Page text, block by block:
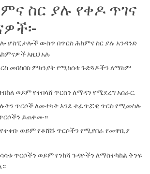
ስር ያሉ የቀዶ ጥገና
ሆስፒታሎች ውስጥ በጥርስ ሕክምና ስር ያሉ አንዳንድ
እዚህ አሉ
መበስበስ ምክንያት የሚከሰቱ ጉድጓዶችን ለማከም
ወይም የተበላሸ ጥርስን ለማዳን የሚደረግ አሰራር.
ጥርሶች ለመተካት እንደ ተፈጥሯዊ ጥርስ የሚመስሉ
ይጠቀሙ።
ወይም የቆሸሹ ጥርሶችን የሚያበራ የመዋቢያ
ጥርሶችን ወይም የንክሻ ጉዳዮችን ለማስተካከል ቅንፍ